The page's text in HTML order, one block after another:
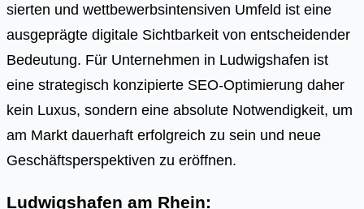
sier­ten und wett­be­werbs­in­ten­si­ven Umfeld ist eine
aus­ge­präg­te digi­ta­le Sicht­bar­keit von ent­schei­den­der
Bedeu­tung. Für Unter­neh­men in Lud­wigs­ha­fen ist
eine stra­te­gisch kon­zi­pier­te SEO-Opti­mie­rung daher
kein Luxus, son­dern eine abso­lu­te Not­wen­dig­keit, um
am Markt dau­er­haft erfolg­reich zu sein und neue
Geschäfts­per­spek­ti­ven zu eröff­nen.
Ludwigshafen am Rhein: